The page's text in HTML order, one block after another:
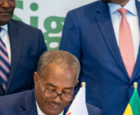
Mauritanie
Mozambique
Namibie
Nigeria